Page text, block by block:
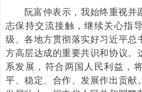
阮富仲表示，我始终重视并
志保持交流接触，继续关心指
级、各地方贯彻落实好习近平总
方高层达成的重要共识和协议。
系发展，符合两国人民利益，
平、稳定、合作、发展作出贡献